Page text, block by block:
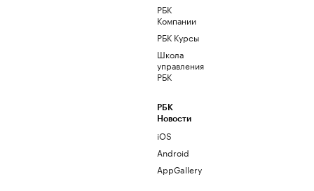
РБК
Компании
РБК Курсы
Школа
управления
РБК
РБК
Новости
iOS
Android
AppGallery